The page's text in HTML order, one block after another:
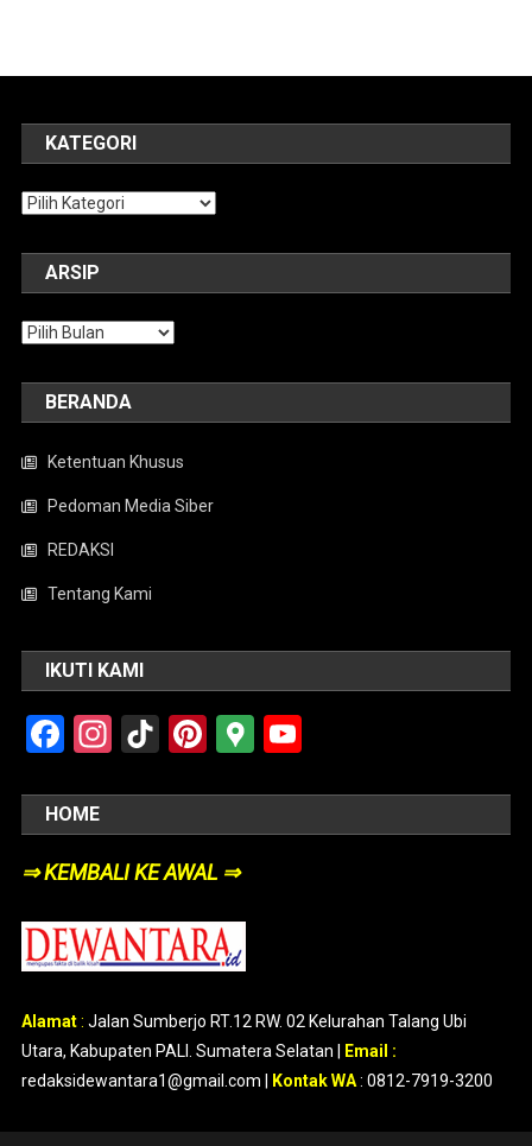
KATEGORI
Kategori
ARSIP
Arsip
BERANDA
Ketentuan Khusus
Pedoman Media Siber
REDAKSI
Tentang Kami
IKUTI KAMI
Facebook
Instagram
TikTokPinterest
Google
HOME
⇒ KEMBALI KE AWAL ⇒
Alamat: Jalan Sumberjo RT.12 RW. 02 Kelurahan Talang Ubi
Utara, Kabupaten PALI. Sumatera Selatan |
Email :
redaksidewantara1@gmail.com |
Kontak WA: 0812-7919-3200